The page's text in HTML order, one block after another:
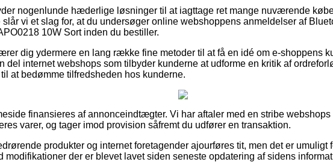
nogenlunde hæderlige løsninger til at iagttage ret mange nuværende
slår vi et slag for, at du undersøger online webshoppens anmeldelser af
10W Sort inden du bestiller.
dig ydermere en lang række fine metoder til at få en idé om e-shoppens
del internet webshops som tilbyder kunderne at udforme en kritik af
at bedømme tilfredsheden hos kunderne.
finansieres af annonceindtægter. Vi har aftaler med en stribe webshops
varer, og tager imod provision såfremt du udfører en transaktion.
produkter og internet foretagender ajourføres tit, men det er umuligt
modifikationer der er blevet lavet siden seneste opdatering af sidens